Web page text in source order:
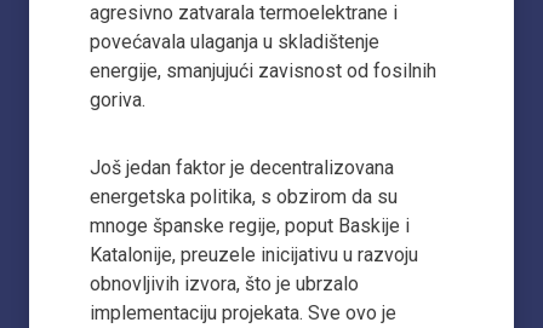
agresivno zatvarala termoelektrane i
povećavala ulaganja u skladištenje
energije, smanjujući zavisnost od fosilnih
goriva.
Još jedan faktor je decentralizovana
energetska politika, s obzirom da su
mnoge španske regije, poput Baskije i
Katalonije, preuzele inicijativu u razvoju
obnovljivih izvora, što je ubrzalo
implementaciju projekata. Sve ovo je